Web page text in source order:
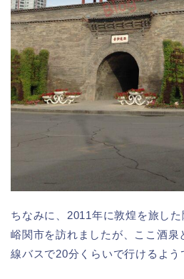
ちなみに、2011年に敦煌を旅し
峪関市を訪れましたが、ここ酒泉
線バスで20分くらいで行けるよう